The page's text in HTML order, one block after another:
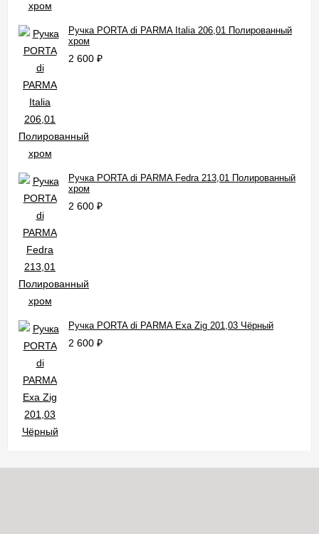
Ручка PORTA di PARMA Italia 206,01 Полированный
хром
2 600 ₽
Ручка PORTA di PARMA Fedra 213,01 Полированный
хром
2 600 ₽
Ручка PORTA di PARMA Exa Zig 201,03 Чёрный
2 600 ₽